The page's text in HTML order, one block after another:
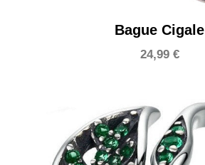
Bague Cigale
24,99 €